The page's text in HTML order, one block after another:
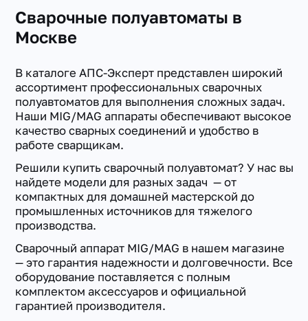
Сварочные полуавтоматы в
Москве
В каталоге АПС-Эксперт представлен широкий
ассортимент профессиональных сварочных
полуавтоматов для выполнения сложных задач.
Наши MIG/MAG аппараты обеспечивают высокое
качество сварных соединений и удобство в
работе сварщикам.
Решили купить сварочный полуавтомат? У нас вы
найдете модели для разных задач — от
компактных для домашней мастерской до
промышленных источников для тяжелого
производства.
Сварочный аппарат MIG/MAG в нашем магазине
— это гарантия надежности и долговечности. Все
оборудование поставляется с полным
комплектом аксессуаров и официальной
гарантией производителя.